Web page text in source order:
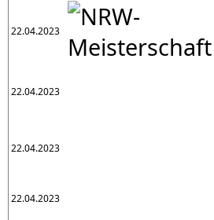
22.04.2023
22.04.2023
22.04.2023
22.04.2023